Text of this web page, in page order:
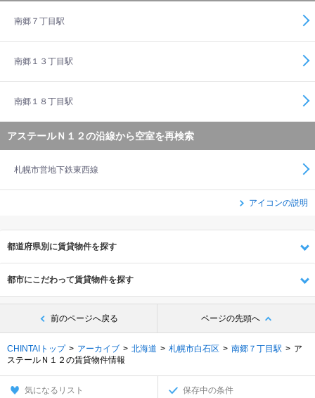
南郷７丁目駅
南郷１３丁目駅
南郷１８丁目駅
アステールＮ１２の沿線から空室を再検索
札幌市営地下鉄東西線
アイコンの説明
都道府県別に賃貸物件を探す
都市にこだわって賃貸物件を探す
前のページへ戻る ページの先頭へ
CHINTAIトップ アーカイブ 北海道 札幌市白石区 南郷７丁目駅
ア
ステールＮ１２の賃貸物件情報
気になるリスト 保存中の条件